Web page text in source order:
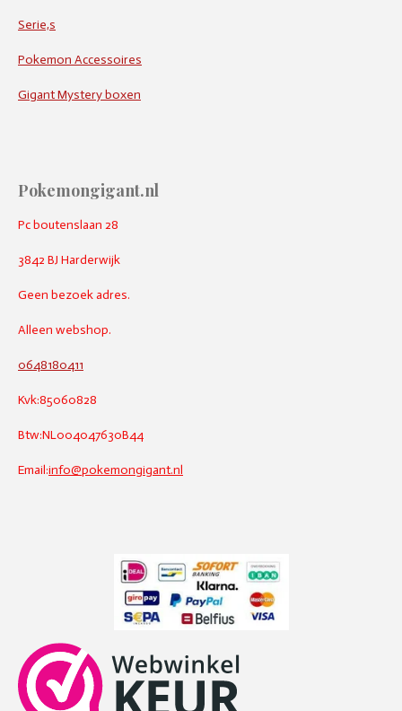
Serie,s
Pokemon Accessoires
Gigant Mystery boxen
Pokemongigant.nl
Pc boutenslaan 28
3842 BJ Harderwijk
Geen bezoek adres.
Alleen webshop.
0648180411
Kvk:85060828
Btw:NL004047630B44
Email:info@pokemongigant.nl